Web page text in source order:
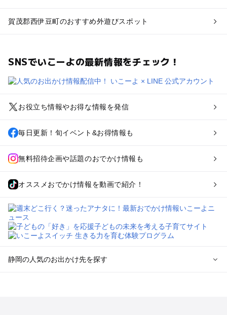
賀茂郡西伊豆町のおすすめ外遊びスポット
SNSでいこーよの最新情報をチェック！
お役立ち情報やお得な情報を発信
毎日更新！旬イベント&お得情報も
無料招待企画や話題のおでかけ情報も
オススメおでかけ情報を動画で紹介！
静岡の人気のお出かけ先を探す